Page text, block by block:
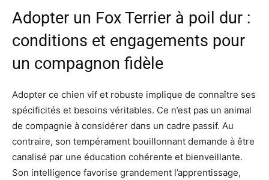
Adopter un Fox Terrier à poil dur :
conditions et engagements pour
un compagnon fidèle
Adopter ce chien vif et robuste implique de connaître ses
spécificités et besoins véritables. Ce n’est pas un animal
de compagnie à considérer dans un cadre passif. Au
contraire, son tempérament bouillonnant demande à être
canalisé par une éducation cohérente et bienveillante.
Son intelligence favorise grandement l’apprentissage,